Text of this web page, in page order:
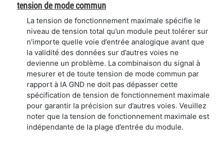
tension de mode commun
La tension de fonctionnement maximale spécifie le
niveau de tension total qu’un module peut tolérer sur
n’importe quelle voie d’entrée analogique avant que
la validité des données sur d’autres voies ne
devienne un problème. La combinaison du signal à
mesurer et de toute tension de mode commun par
rapport à IA GND ne doit pas dépasser cette
spécification de tension de fonctionnement maximale
pour garantir la précision sur d’autres voies. Veuillez
noter que la tension de fonctionnement maximale est
indépendante de la plage d’entrée du module.